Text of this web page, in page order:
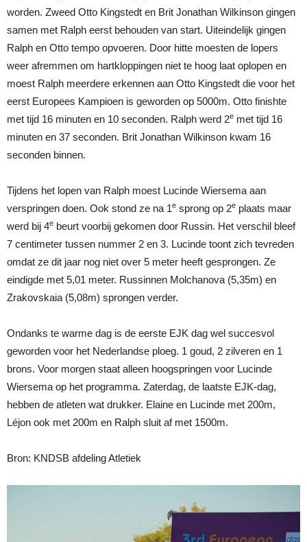
worden. Zweed Otto Kingstedt en Brit Jonathan Wilkinson gingen
samen met Ralph eerst behouden van start. Uiteindelijk gingen
Ralph en Otto tempo opvoeren. Door hitte moesten de lopers
weer afremmen om hartkloppingen niet te hoog laat oplopen en
moest Ralph meerdere erkennen aan Otto Kingstedt die voor het
eerst Europees Kampioen is geworden op 5000m. Otto finishte
met tijd 16 minuten en 10 seconden. Ralph werd 2e met tijd 16
minuten en 37 seconden. Brit Jonathan Wilkinson kwam 16
seconden binnen.
Tijdens het lopen van Ralph moest Lucinde Wiersema aan
verspringen doen. Ook stond ze na 1e sprong op 2e plaats maar
werd bij 4e beurt voorbij gekomen door Russin. Het verschil bleef
7 centimeter tussen nummer 2 en 3. Lucinde toont zich tevreden
omdat ze dit jaar nog niet over 5 meter heeft gesprongen. Ze
eindigde met 5,01 meter. Russinnen Molchanova (5,35m) en
Zrakovskaia (5,08m) sprongen verder.
Ondanks te warme dag is de eerste EJK dag wel succesvol
geworden voor het Nederlandse ploeg. 1 goud, 2 zilveren en 1
brons. Voor morgen staat alleen hoogspringen voor Lucinde
Wiersema op het programma. Zaterdag, de laatste EJK-dag,
hebben de atleten wat drukker. Elaine en Lucinde met 200m,
Léjon ook met 200m en Ralph sluit af met 1500m.
Bron: KNDSB afdeling Atletiek